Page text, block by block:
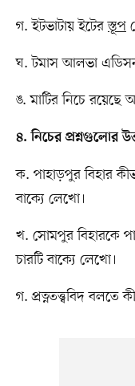
গ. ইটভাটায় ইটেরস্তূপ
ঘ. টমাস আলভা
ঙ. মাটির নিচে রয়েছে
৪. নিচের প্রশ্নগুলোর
ক. পাহাড়পুর বিহার
বাক্যে লেখো।
খ. সোমপুর বিহারকে
চারটি বাক্যে লেখো।
গ. প্রত্নতত্ত্ববিদ বলতে